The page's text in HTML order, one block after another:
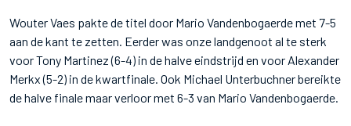
Wouter Vaes pakte de titel door Mario Vandenbogaerde met 7-5
aan de kant te zetten. Eerder was onze landgenoot al te sterk
voor Tony Martinez (6-4) in de halve eindstrijd en voor Alexander
Merkx (5-2) in de kwartfinale. Ook Michael Unterbuchner bereikte
de halve finale maar verloor met 6-3 van Mario Vandenbogaerde.